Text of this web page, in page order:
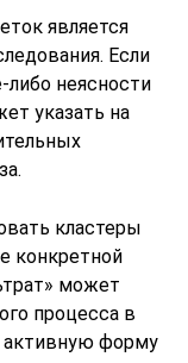
является
Если
либо неясности
указать на
кластеры
конкретной
может
процесса в
активную форму